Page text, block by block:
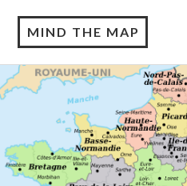
MIND THE MAP